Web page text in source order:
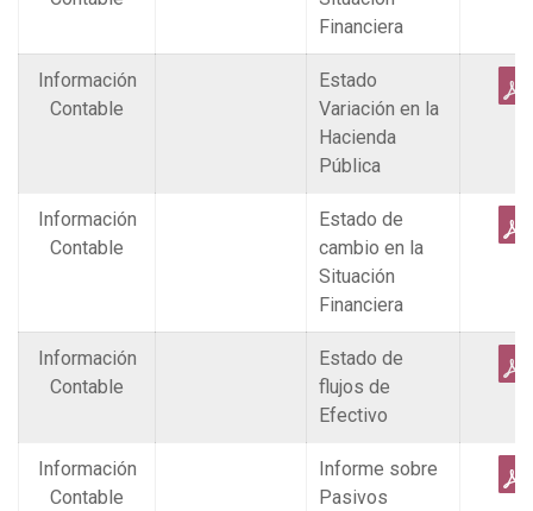
Financiera
Información
Contable
Estado
Variación en la
Hacienda
Pública
Información
Contable
Estado de
cambio en la
Situación
Financiera
Información
Contable
Estado de
flujos de
Efectivo
Información
Contable
Informe sobre
Pasivos